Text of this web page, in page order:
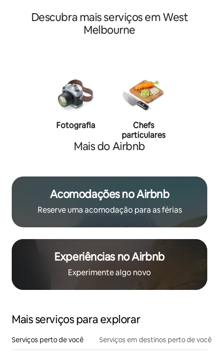
Descubra mais serviços em West
Melbourne
Fotografia
Chefs
particulares
Mais do Airbnb
Acomodações no Airbnb
Reserve uma acomodação para as férias
Experiências no Airbnb
Experimente algo novo
Mais serviços para explorar
Serviços perto de você Serviços em destinos perto de você